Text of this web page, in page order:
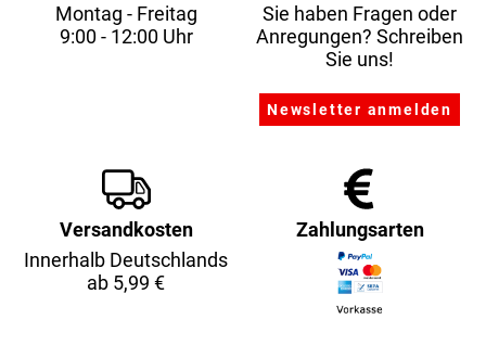
Montag - Freitag
9:00 - 12:00 Uhr
Sie haben Fragen oder
Anregungen? Schreiben
Sie uns!
Versandkosten
Innerhalb Deutschlands
ab 5,99 €
Zahlungsarten